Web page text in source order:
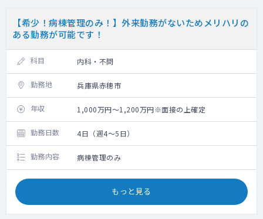
【希少！病棟管理のみ！】外来勤務がないためメリハリの
ある勤務が可能です！
科目 内科・不問
勤務地 兵庫県赤穂市
年収 1,000万円～1,200万円※面接の上確定
勤務日数 4日（週4～5日）
勤務内容 病棟管理のみ
もっと見る